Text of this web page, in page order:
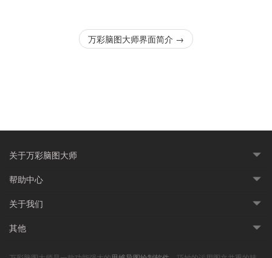
万彩脑图大师界面简介 →
关于万彩脑图大师
帮助中心
关于我们
其他